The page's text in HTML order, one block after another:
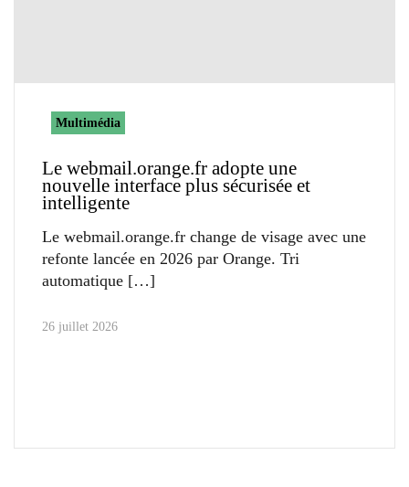
Multimédia
Le webmail.orange.fr adopte une
nouvelle interface plus sécurisée et
intelligente
Le webmail.orange.fr change de visage avec une
refonte lancée en 2026 par Orange. Tri
automatique
26 juillet 2026